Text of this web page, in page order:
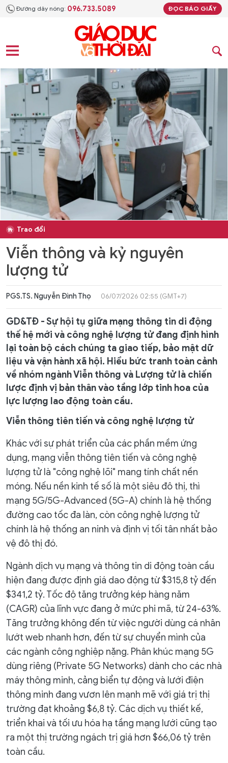
Đường dây nóng: 096.733.5089 ĐỌC BÁO GIẤY
Trao đổi
Viễn thông và kỷ nguyên
lượng tử
PGS.TS. Nguyễn Đình Thọ 06/07/2026 02:55 (GMT+7)
GD&TĐ - Sự hội tụ giữa mạng thông tin di động
thế hệ mới và công nghệ lượng tử đang định hình
lại toàn bộ cách chúng ta giao tiếp, bảo mật dữ
liệu và vận hành xã hội. Hiểu bức tranh toàn cảnh
về nhóm ngành Viễn thông và Lượng tử là chiến
lược định vị bản thân vào tầng lớp tinh hoa của
lực lượng lao động toàn cầu.
Viễn thông tiên tiến và công nghệ lượng tử
Khác với sự phát triển của các phần mềm ứng
dụng, mạng viễn thông tiên tiến và công nghệ
lượng tử là "công nghệ lõi" mang tính chất nền
móng. Nếu nền kinh tế số là một siêu đô thị, thì
mạng 5G/5G-Advanced (5G-A) chính là hệ thống
đường cao tốc đa làn, còn công nghệ lượng tử
chính là hệ thống an ninh và định vị tối tân nhất bảo
vệ đô thị đó.
Ngành dịch vụ mạng và thông tin di động toàn cầu
hiện đang được định giá dao động từ $315,8 tỷ đến
$341,2 tỷ. Tốc độ tăng trưởng kép hàng năm
(CAGR) của lĩnh vực đang ở mức phi mã, từ 24-63%.
Tăng trưởng không đến từ việc người dùng cá nhân
lướt web nhanh hơn, đến từ sự chuyển mình của
các ngành công nghiệp nặng. Phân khúc mạng 5G
dùng riêng (Private 5G Networks) dành cho các nhà
máy thông minh, cảng biển tự động và lưới điện
thông minh đang vươn lên mạnh mẽ với giá trị thị
trường đạt khoảng $6,8 tỷ. Các dịch vụ thiết kế,
triển khai và tối ưu hóa hạ tầng mạng lưới cũng tạo
ra một thị trường ngách trị giá hơn $66,06 tỷ trên
toàn cầu.